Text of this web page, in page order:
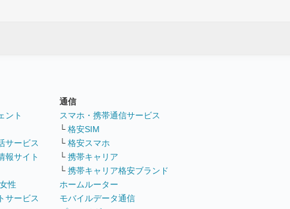
ント
サービス
報サイト
性
サービス
通信
スマホ・携帯通信サービス
└ 格安SIM
└ 格安スマホ
└ 携帯キャリア
└ 携帯キャリア格安ブランド
ホームルーター
モバイルデータ通信